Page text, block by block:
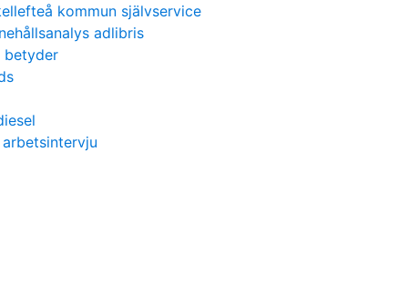
kommun självservice
adlibris
betyder